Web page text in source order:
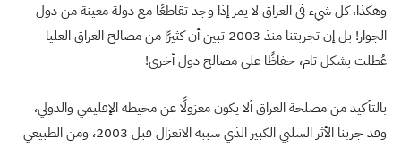
وهكذا، كل شيء في العراق لا يمر إذا وجد تقاطعًا مع دولة معينة من دول
الجوار! بل إن تجربتنا منذ 2003 تبين أن كثيرًا من مصالح العراق العليا
عُطلت بشكل تام، حفاظًا على مصالح دول أخرى!
بالتأكيد من مصلحة العراق ألا يكون معزولًا عن محيطه الإقليمي والدولي،
وقد جربنا الأثر السلبي الكبير الذي سببه الانعزال قبل 2003، ومن الطبيعي